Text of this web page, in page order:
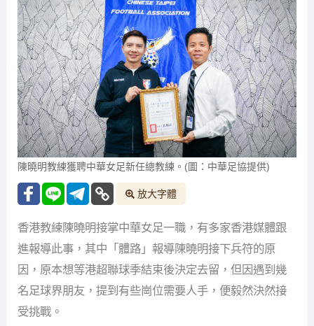
陳曉明教練獲聘中華女足新任總教練。(圖：中華足協提供)
放大字體
香港教練陳曉明接掌中華女足一職，有多家香港媒體跟
進報導此事，其中「體路」報導陳曉明接下兵符的原
因，原本想等港超聯球季結束後決定去留，但因遇到幾
名足球界朋友，提到有些崗位需要人手，便毅然決然接
受挑戰。